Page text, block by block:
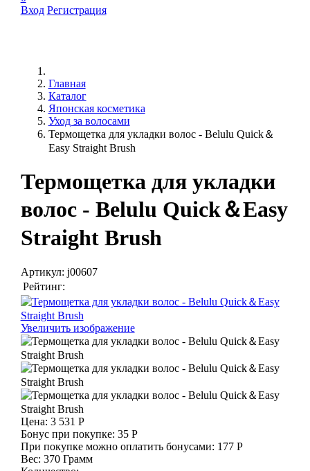
Вход Регистрация
Главная
Каталог
Японская косметика
Уход за волосами
Термощетка для укладки волос - Belulu Quick＆
Easy Straight Brush
Термощетка для укладки
волос - Belulu Quick＆Easy
Straight Brush
Артикул: j00607
Рейтинг:
Увеличить изображение
Цена: 3 531 Р
Бонус при покупке: 35 Р
При покупке можно оплатить бонусами: 177 Р
Вес: 370 Грамм